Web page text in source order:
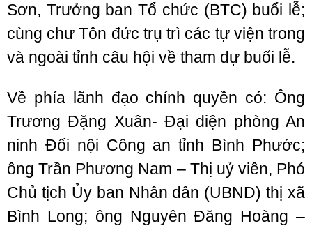
Sơn, Trưởng ban Tổ chức (BTC) buổi lễ;
cùng chư Tôn đức trụ trì các tự viện trong
và ngoài tỉnh câu hội về tham dự buổi lễ.
Về phía lãnh đạo chính quyền có: Ông
Trương Đặng Xuân- Đại diện phòng An
ninh Đối nội Công an tỉnh Bình Phước;
ông Trần Phương Nam – Thị uỷ viên, Phó
Chủ tịch Ủy ban Nhân dân (UBND) thị xã
Bình Long; ông Nguyên Đăng Hoàng –